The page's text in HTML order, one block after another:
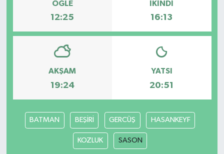
ÖĞLE
12:25
İKINDI
16:13
AKŞAM
19:24
YATSI
20:51
BATMAN BEŞİRİ GERCÜŞ HASANKEYF
KOZLUK SASON